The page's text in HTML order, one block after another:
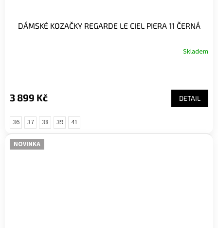
DÁMSKÉ KOZAČKY REGARDE LE CIEL PIERA 11 ČERNÁ
Skladem
3 899 Kč DETAIL
36 37 38 39 41
NOVINKA